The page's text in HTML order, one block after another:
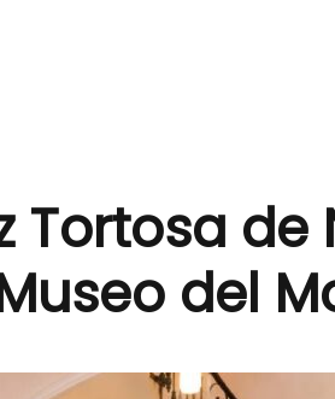
Tortosa de
del